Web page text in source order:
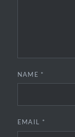
NAME *
EMAIL *